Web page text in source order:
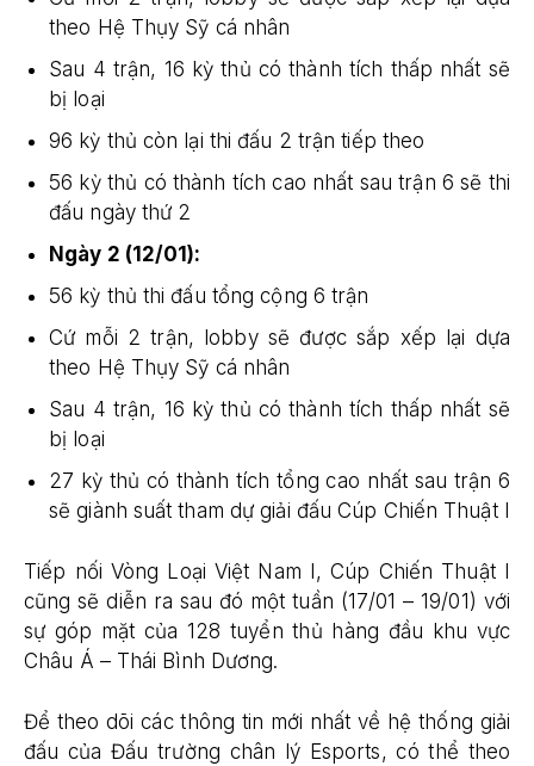
theo Hệ Thụy Sỹ cá nhân
Sau 4 trận, 16 kỳ thủ có thành tích thấp nhất sẽ
bị loại
96 kỳ thủ còn lại thi đấu 2 trận tiếp theo
56 kỳ thủ có thành tích cao nhất sau trận 6 sẽ thi
đấu ngày thứ 2
Ngày 2 (12/01):
56 kỳ thủ thi đấu tổng cộng 6 trận
Cứ mỗi 2 trận, lobby sẽ được sắp xếp lại dựa
theo Hệ Thụy Sỹ cá nhân
Sau 4 trận, 16 kỳ thủ có thành tích thấp nhất sẽ
bị loại
27 kỳ thủ có thành tích tổng cao nhất sau trận 6
sẽ giành suất tham dự giải đấu Cúp Chiến Thuật I
Tiếp nối Vòng Loại Việt Nam I, Cúp Chiến Thuật I
cũng sẽ diễn ra sau đó một tuần (17/01 – 19/01) với
sự góp mặt của 128 tuyển thủ hàng đầu khu vực
Châu Á – Thái Bình Dương.
Để theo dõi các thông tin mới nhất về hệ thống giải
đấu của Đấu trường chân lý Esports, có thể theo